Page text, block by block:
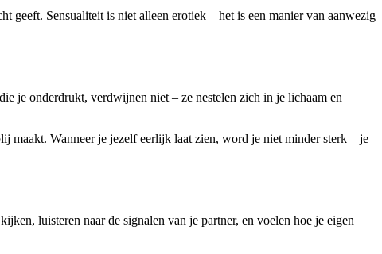
geeft. Sensualiteit is niet alleen erotiek – het is een manier van aanwezig
je onderdrukt, verdwijnen niet – ze nestelen zich in je lichaam en
maakt. Wanneer je jezelf eerlijk laat zien, word je niet minder sterk – je
luisteren naar de signalen van je partner, en voelen hoe je eigen